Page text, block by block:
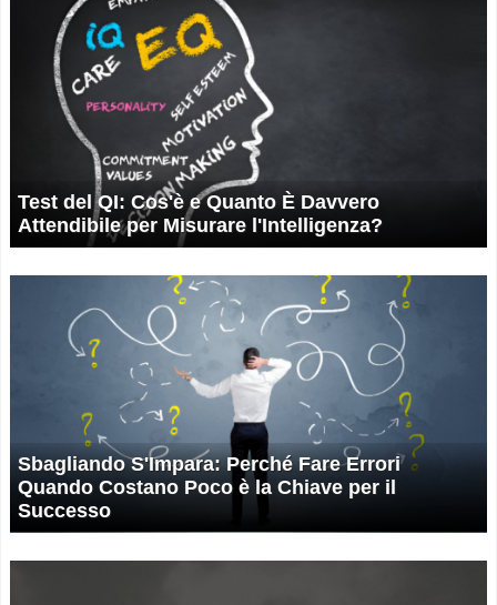
Test del QI: Cos'è e Quanto È Davvero
Attendibile per Misurare l'Intelligenza?
Sbagliando S'Impara: Perché Fare Errori
Quando Costano Poco è la Chiave per il
Successo